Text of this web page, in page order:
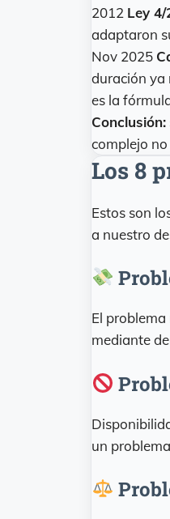
2012 Ley
adaptaron
Nov 2025
duración ya
es la
Conclusión:
complejo
Los 8
Estos son
a nuestro
El
mediante
un